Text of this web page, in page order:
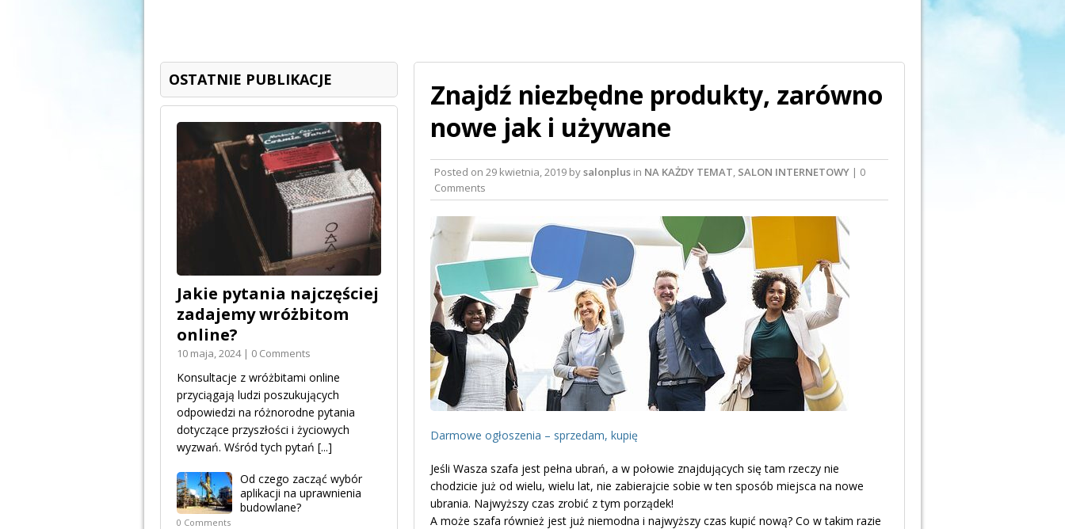
Znajdź niezbędne produkty, zarówno
nowe jak i używane
Posted on 29 kwietnia, 2019 bysalonplus in NA KAŻDY TEMAT, SALON INTERNETOWY | 0
Comments
Darmowe ogłoszenia – sprzedam, kupię
Jeśli Wasza szafa jest pełna ubrań, a w połowie znajdujących się tam rzeczy nie
chodzicie już od wielu, wielu lat, nie zabierajcie sobie w ten sposób miejsca na nowe
ubrania. Najwyższy czas zrobić z tym porządek!
A może szafa również jest już niemodna i najwyższy czas kupić nową? Co w takim razie
OSTATNIE PUBLIKACJE
Jakie pytania najczęściej
zadajemy wróżbitom
online?
10 maja, 2024 | 0 Comments
Konsultacje z wróżbitami online
przyciągają ludzi poszukujących
odpowiedzi na różnorodne pytania
dotyczące przyszłości i życiowych
wyzwań. Wśród tych pytań [...]
Od czego zacząć wybór
aplikacji na uprawnienia
budowlane?
0 Comments